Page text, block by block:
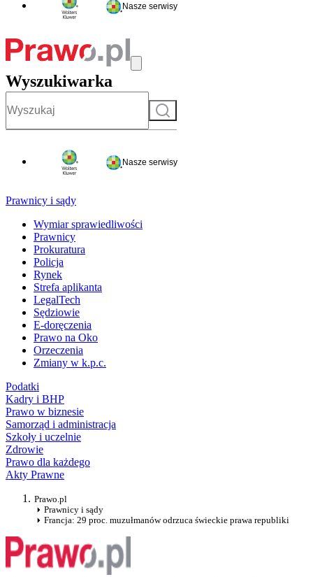
Nasze serwisy
Wyszukiwarka
Szukaj
Nasze serwisy
Prawnicy i sądy
Wymiar sprawiedliwości
Prawnicy
Prokuratura
Policja
Rynek
Strefa aplikanta
LegalTech
Sędziowie
E-doręczenia
Prawo na Oko
Orzeczenia
Zmiany w k.p.c.
Podatki
Kadry i BHP
Prawo w biznesie
Samorząd i administracja
Szkoły i uczelnie
Zdrowie
Prawo dla każdego
Akty Prawne
Prawo.pl
Prawnicy i sądy
Francja: 29 proc. muzułmanów odrzuca świeckie prawa republiki